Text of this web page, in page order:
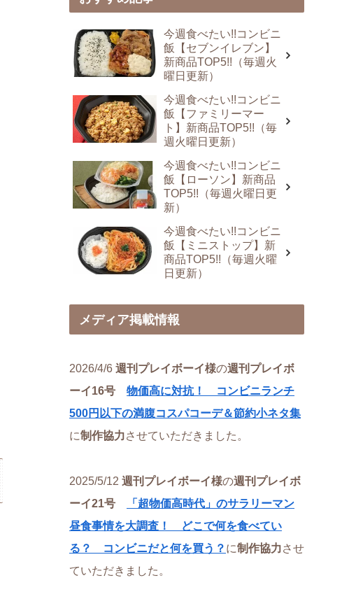
今週食べたい!!コンビニ
飯【セブンイレブン】
新商品TOP5!!（毎週火
曜日更新）
今週食べたい!!コンビニ
飯【ファミリーマー
ト】新商品TOP5!!（毎
週火曜日更新）
今週食べたい!!コンビニ
飯【ローソン】新商品
TOP5!!（毎週火曜日更
新）
今週食べたい!!コンビニ
飯【ミニストップ】新
商品TOP5!!（毎週火曜
日更新）
メディア掲載情報
2026/4/6 週刊プレイボーイ様の週刊プレイボ
ーイ16号 物価高に対抗！ コンビニランチ
500円以下の満腹コスパコーデ＆節約小ネタ集
に制作協力させていただきました。
2025/5/12 週刊プレイボーイ様の週刊プレイボ
ーイ21号
「超物価高時代」のサラリーマン
昼食事情を大調査！ どこで何を食べてい
る？ コンビニだと何を買う？ に制作協力させ
ていただきました。